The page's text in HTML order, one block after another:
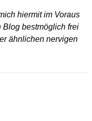
hiermit im Voraus
Blog bestmöglich frei
ähnlichen nervigen